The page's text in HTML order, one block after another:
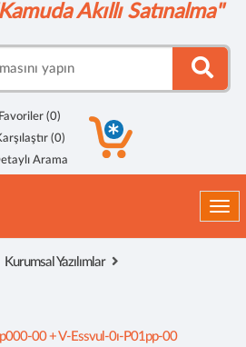
Akıllı Satınalma"
Favoriler(0)
(0)
Arama
Kurumsal Yazılımlar
00 + V-Essvul-0ı-P01pp-00